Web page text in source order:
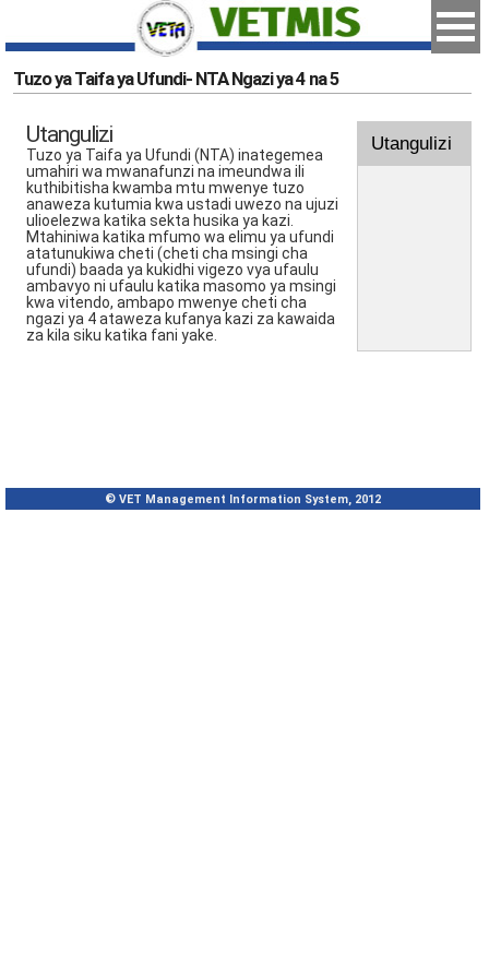
Tuzo ya Taifa ya Ufundi- NTA Ngazi ya 4 na 5
Utangulizi
Tuzo ya Taifa ya Ufundi (NTA) inategemea
umahiri wa mwanafunzi na imeundwa ili
kuthibitisha kwamba mtu mwenye tuzo
anaweza kutumia kwa ustadi uwezo na ujuzi
ulioelezwa katika sekta husika ya kazi.
Mtahiniwa katika mfumo wa elimu ya ufundi
atatunukiwa cheti (cheti cha msingi cha
ufundi) baada ya kukidhi vigezo vya ufaulu
ambavyo ni ufaulu katika masomo ya msingi
kwa vitendo, ambapo mwenye cheti cha
ngazi ya 4 ataweza kufanya kazi za kawaida
za kila siku katika fani yake.
Utangulizi
© VET Management Information System, 2012